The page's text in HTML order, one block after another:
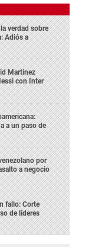
verdad sobre
Adiós a
Martínez
con Inter
a un paso de
por
a negocio
fallo: Corte
de líderes